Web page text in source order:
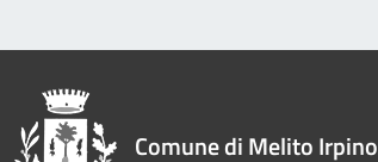
Comune di Melito Irpino